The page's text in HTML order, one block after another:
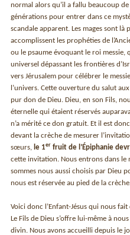
normal alors qu’il a fallu beaucoup
générations pour entrer dans ce
scandale apparent. Les mages sont
accomplissent les prophéties de
ou le psaume évoquant le roi
universel dépassant les frontières
vers Jérusalem pour célébrer le
l’univers. Cette ouverture du salut
pur don de Dieu. Dieu, en son Fils,
éternelle qui étaient réservés
n’a mérité ce don gratuit. Et il est
devant la crèche de mesurer
sœurs,
le 1er fruit de l’Épiphanie
cette invitation. Nous entrons dans
sommes nous aussi choisis par Dieu
nous est réservée au pied de la
Voici donc l’Enfant-Jésus qui nous
Le Fils de Dieu s’offre lui-même à
divin. Nous avons accueilli depuis le